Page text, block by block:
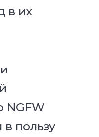
в их
NGFW
пользу